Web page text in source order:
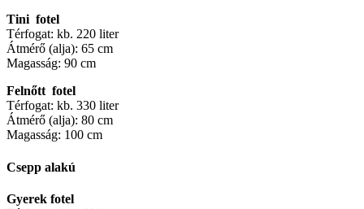
Tini fotel
Térfogat: kb. 220 liter
Átmérő (alja): 65 cm
Magasság: 90 cm
Felnőtt fotel
Térfogat: kb. 330 liter
Átmérő (alja): 80 cm
Magasság: 100 cm
Csepp alakú
Gyerek fotel